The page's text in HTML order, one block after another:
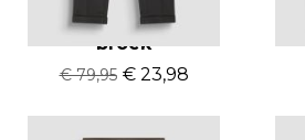
Antony Morato
broek
€ 79,95 € 23,98